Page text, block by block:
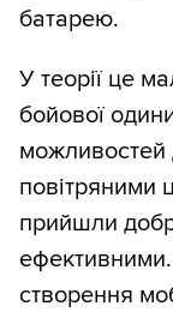
батарею.
У теорії це
бойової
можливостей
повітряними
прийшли
ефективними.
створення